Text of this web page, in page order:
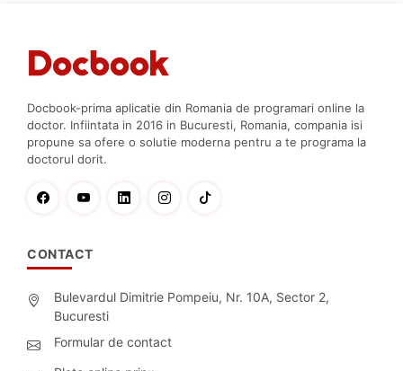
Docbook-prima aplicatie din Romania de programari online la
doctor. Infiintata in 2016 in Bucuresti, Romania, compania isi
propune sa ofere o solutie moderna pentru a te programa la
doctorul dorit.
CONTACT
Bulevardul Dimitrie Pompeiu, Nr. 10A, Sector 2,
Bucuresti
Formular de contact